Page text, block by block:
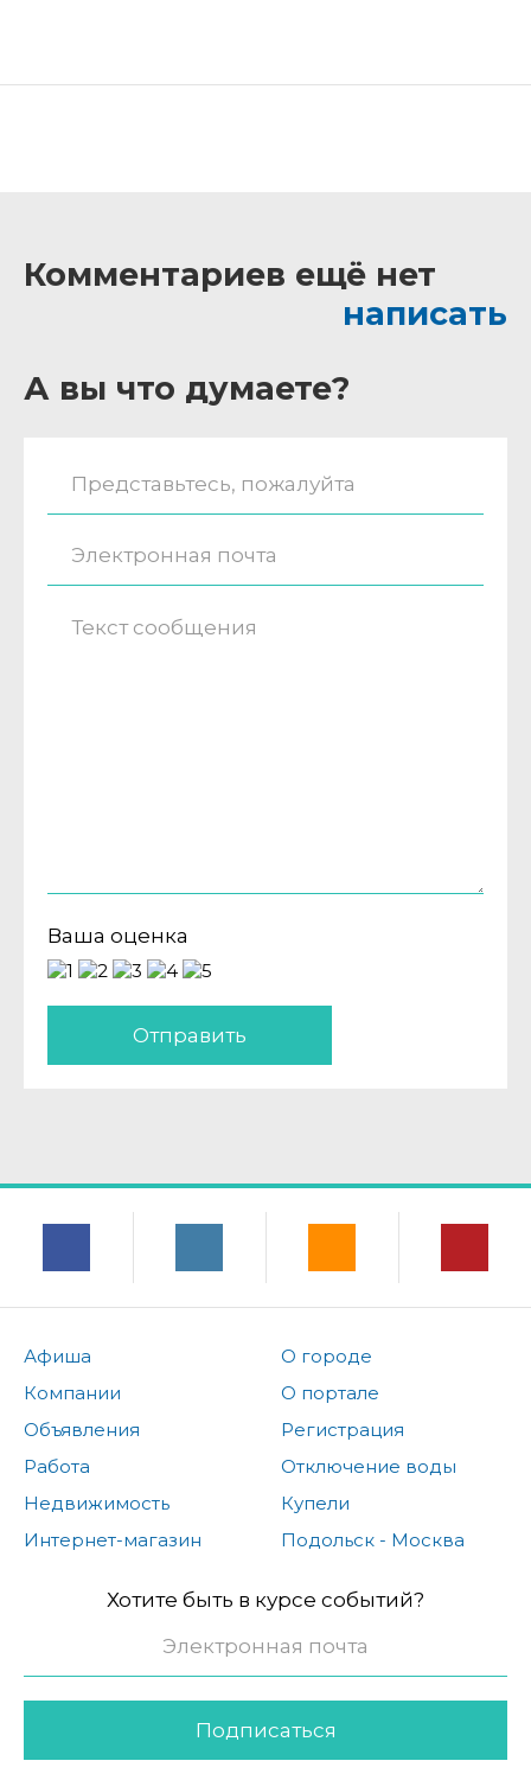
Комментариев ещё нет
написать
А вы что думаете?
Ваша оценка
Отправить
Афиша
Компании
Объявления
Работа
Недвижимость
Интернет-магазин
О городе
О портале
Регистрация
Отключение воды
Купели
Подольск - Москва
Хотите быть в курсе событий?
Подписаться